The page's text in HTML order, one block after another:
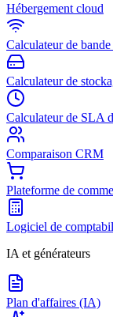
Hébergement cloud
Calculateur de bande
Calculateur de
Calculateur de SLA
Comparaison CRM
Plateforme de
Logiciel de
IA et générateurs
Plan d'affaires (IA)